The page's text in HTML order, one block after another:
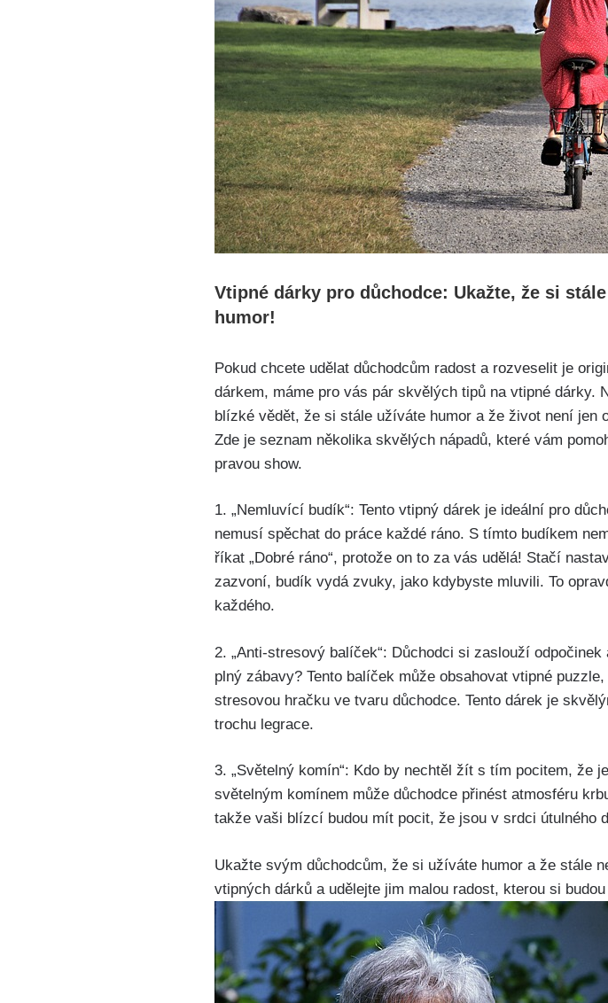
Vtipné dárky pro důchodce: Ukažte, že si
humor!
Pokud chcete udělat důchodcům radost a rozveselit je
dárkem, máme pro vás pár skvělých tipů na vtipné dárky.
blízké vědět, že si stále užíváte humor a že život není jen
Zde je seznam několika skvělých nápadů, které vám
pravou show.
1. „Nemluvící budík“: Tento vtipný dárek je ideální pro
nemusí spěchat do práce každé ráno. S tímto budíkem
říkat „Dobré ráno“, protože on to za vás udělá! Stačí
zazvoní, budík vydá zvuky, jako kdybyste mluvili. To
každého.
2. „Anti-stresový balíček“: Důchodci si zaslouží
plný zábavy? Tento balíček může obsahovat vtipné
stresovou hračku ve tvaru důchodce. Tento dárek je
trochu legrace.
3. „Světelný komín“: Kdo by nechtěl žít s tím pocitem, že
světelným komínem může důchodce přinést atmosféru
takže vaši blízcí budou mít pocit, že jsou v srdci útulného
Ukažte svým důchodcům, že si užíváte humor a že stále
vtipných dárků a udělejte jim malou radost, kterou si